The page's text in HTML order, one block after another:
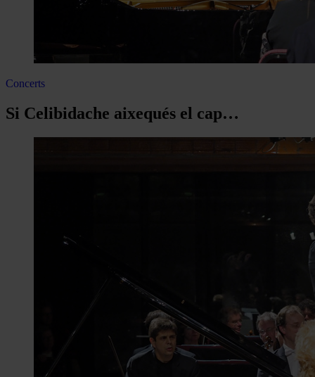
Concerts
Si Celibidache aixequés el cap…